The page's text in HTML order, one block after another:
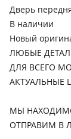
Hyundai
2021 - н.в. 1
Hyundai
2020 - н.в. 5
поколение
2023 - н.в. 7
(CN7), 2018 -
Дверь
В наличии
Новый
ЛЮБЫЕ
ДЛЯ ВСЕГО
АКТУАЛЬНЫЕ
МЫ
ОТПРАВИМ В